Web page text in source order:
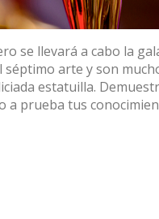
se llevará a cabo la
séptimo arte y son
estatuilla.
a prueba tus